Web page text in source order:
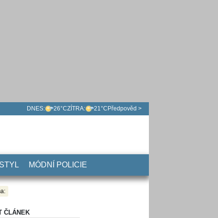
DNES: 26°CZÍTRA: 21°C Předpověd >
MÓDNÍ POLICIE
ČLÁNEK